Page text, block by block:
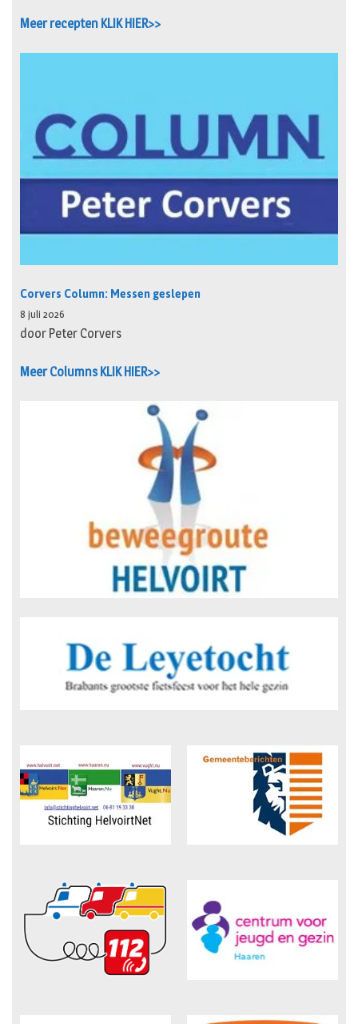
Meer recepten KLIK HIER>>
Corvers Column: Messen geslepen
8 juli 2026
door Peter Corvers
Meer Columns KLIK HIER>>